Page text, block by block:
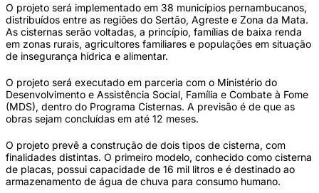
O projeto será implementado em 38 municípios pernambucanos,
distribuídos entre as regiões do Sertão, Agreste e Zona da Mata.
As cisternas serão voltadas, a princípio, famílias de baixa renda
em zonas rurais, agricultores familiares e populações em situação
de insegurança hídrica e alimentar.
O projeto será executado em parceria com o Ministério do
Desenvolvimento e Assistência Social, Família e Combate à Fome
(MDS), dentro do Programa Cisternas. A previsão é de que as
obras sejam concluídas em até 12 meses.
O projeto prevê a construção de dois tipos de cisterna, com
finalidades distintas. O primeiro modelo, conhecido como cisterna
de placas, possui capacidade de 16 mil litros e é destinado ao
armazenamento de água de chuva para consumo humano.